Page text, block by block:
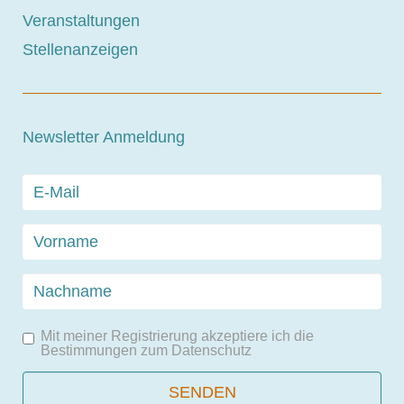
Veranstaltungen
Stellenanzeigen
Newsletter Anmeldung
Mit meiner Registrierung akzeptiere ich die
Bestimmungen zum Datenschutz